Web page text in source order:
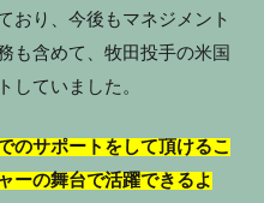
おり、今後もマネジメント
も含めて、牧田投手の米国
していました。
のサポートをして頂けるこ
ーの舞台で活躍できるよ